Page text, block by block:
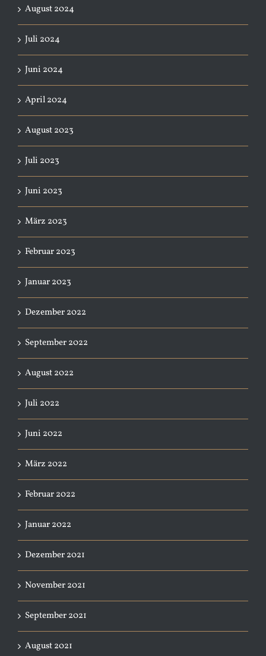
August 2024
Juli 2024
Juni 2024
April 2024
August 2023
Juli 2023
Juni 2023
März 2023
Februar 2023
Januar 2023
Dezember 2022
September 2022
August 2022
Juli 2022
Juni 2022
März 2022
Februar 2022
Januar 2022
Dezember 2021
November 2021
September 2021
August 2021